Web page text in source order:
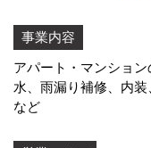
事業内容
アパート・マンショ
水、雨漏り補修 、内
など